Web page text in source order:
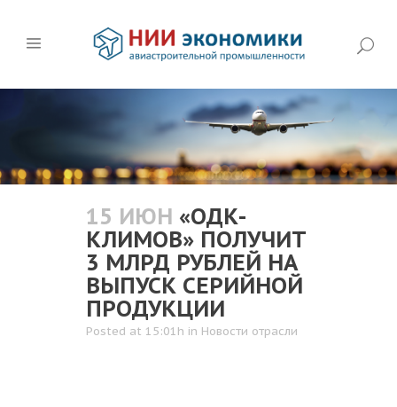
15 ИЮН «ОДК-
КЛИМОВ» ПОЛУЧИТ
3 МЛРД РУБЛЕЙ НА
ВЫПУСК СЕРИЙНОЙ
ПРОДУКЦИИ
Posted at 15:01h in Новости отрасли